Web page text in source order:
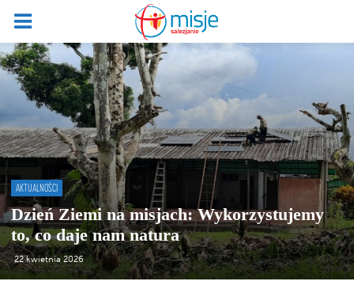
AKTUALNOŚCI
Dzień Ziemi na misjach: Wykorzystujemy
to, co daje nam natura
22 kwietnia 2026